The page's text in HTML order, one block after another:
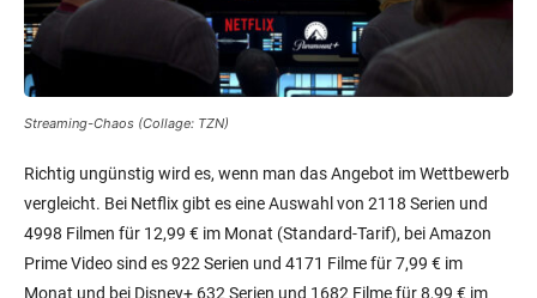
Streaming-Chaos (Collage: TZN)
Richtig ungünstig wird es, wenn man das Angebot im Wettbewerb
vergleicht. Bei Netflix gibt es eine Auswahl von 2118 Serien und
4998 Filmen für 12,99 € im Monat (Standard-Tarif), bei Amazon
Prime Video sind es 922 Serien und 4171 Filme für 7,99 € im
Monat und bei Disney+ 632 Serien und 1682 Filme für 8,99 € im